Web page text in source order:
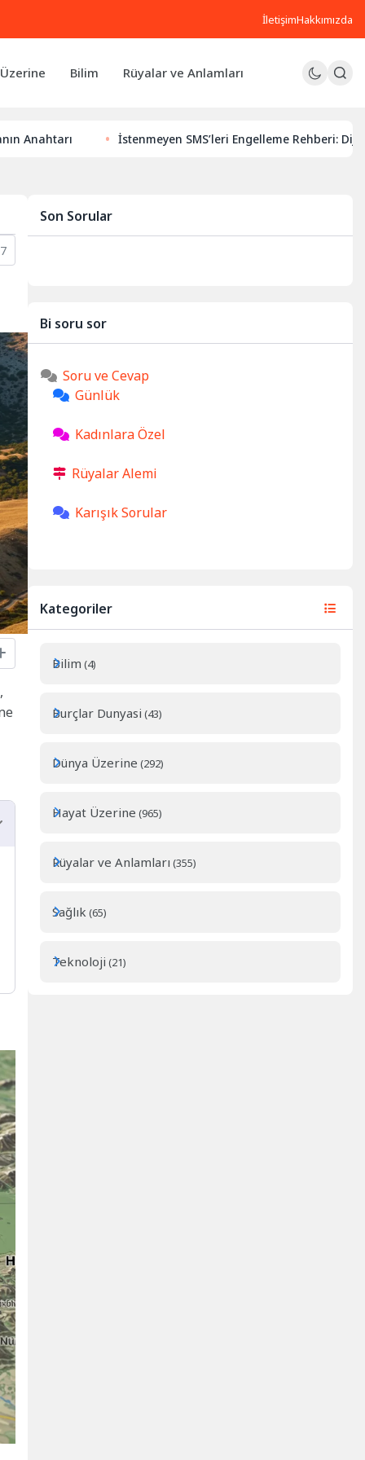
İletişimHakkımızda
Bilim Rüyalar ve Anlamları
İstenmeyen SMS’leri Engelleme Rehberi: Dijital
Son Sorular
Bi soru sor
Soru ve Cevap
Günlük
Kadınlara Özel
Rüyalar Alemi
Karışık Sorular
Kategoriler
Bilim (4)
Burçlar Dunyasi (43)
Dünya Üzerine (292)
Hayat Üzerine (965)
Rüyalar ve Anlamları (355)
Sağlık (65)
Teknoloji (21)